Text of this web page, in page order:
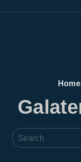
Home